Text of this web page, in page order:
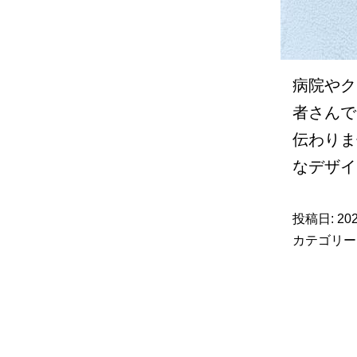
病院や
者さん
伝わり
なデザ
投稿日:
カテゴリ